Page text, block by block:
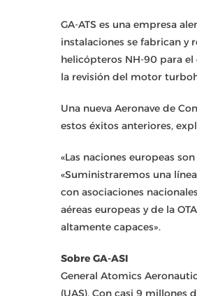
GA-ATS es una empresa
instalaciones se fabrican y
helicópteros NH-90 para
la revisión del motor
Una nueva Aeronave de
estos éxitos anteriores,
«Las naciones europeas
«Suministraremos una
con asociaciones
aéreas europeas y de la
altamente capaces».
Sobre GA-ASI
General Atomics
(UAS). Con casi 9 millones